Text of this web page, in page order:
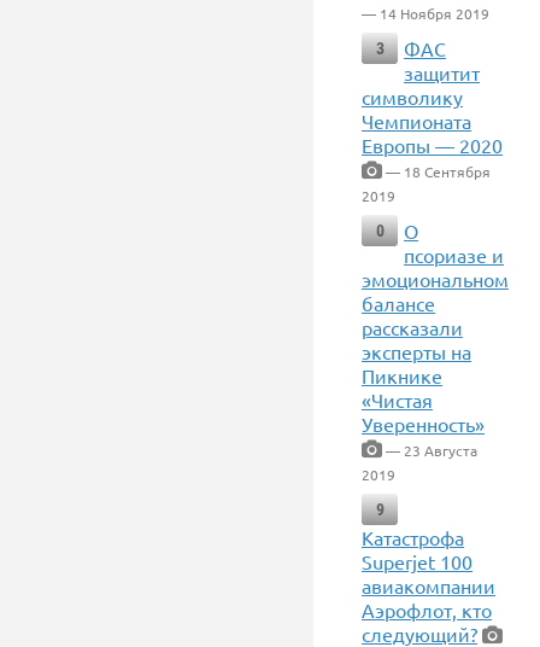
— 14 Ноября 2019
3
ФАС
защитит
символику
Чемпионата
Европы — 2020
— 18 Сентября
2019
0
О
псориазе и
эмоциональном
балансе
рассказали
эксперты на
Пикнике
«Чистая
Уверенность»
— 23 Августа
2019
9
Катастрофа
Superjet 100
авиакомпании
Аэрофлот, кто
следующий?